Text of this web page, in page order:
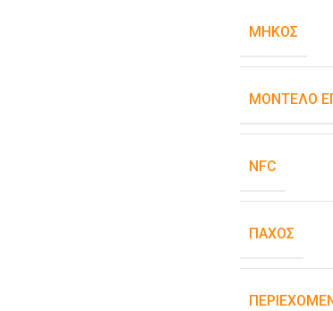
ΜΉΚΟΣ
ΜΟΝΤΈΛΟ
NFC
ΠΆΧΟΣ